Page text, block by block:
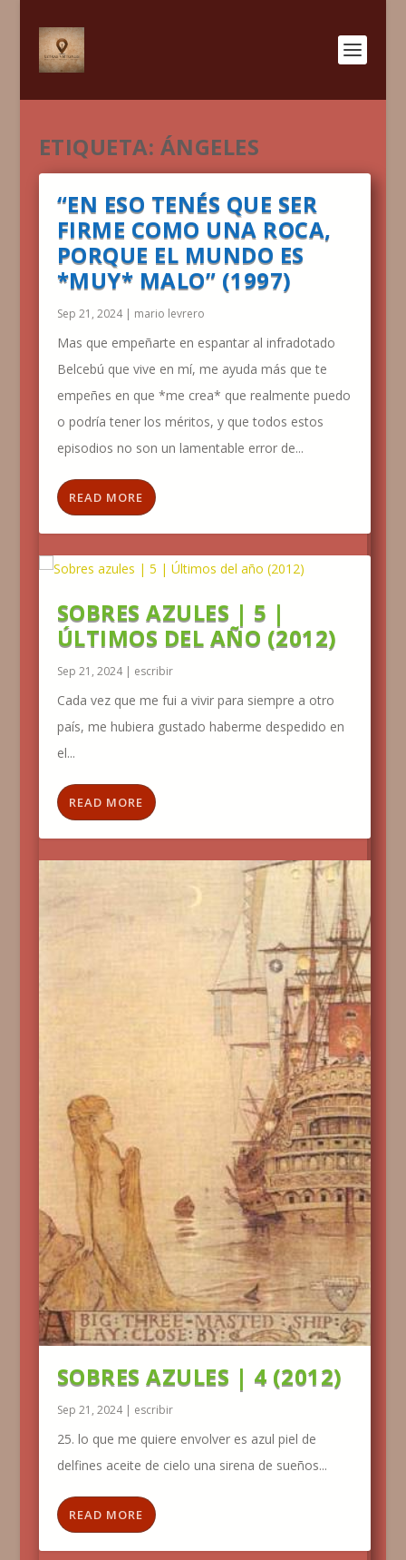
ETIQUETA: ÁNGELES
“EN ESO TENÉS QUE SER
FIRME COMO UNA ROCA,
PORQUE EL MUNDO ES
*MUY* MALO” (1997)
Sep 21, 2024| mario levrero
Mas que empeñarte en espantar al infradotado
Belcebú que vive en mí, me ayuda más que te
empeñes en que *me crea* que realmente puedo
o podría tener los méritos, y que todos estos
episodios no son un lamentable error de...
READ MORE
SOBRES AZULES | 5 |
ÚLTIMOS DEL AÑO (2012)
Sep 21, 2024| escribir
Cada vez que me fui a vivir para siempre a otro
país, me hubiera gustado haberme despedido en
el...
READ MORE
SOBRES AZULES | 4 (2012)
Sep 21, 2024| escribir
25. lo que me quiere envolver es azul piel de
delfines aceite de cielo una sirena de sueños...
READ MORE